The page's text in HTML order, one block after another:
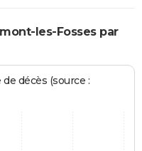
les-Fosses par
décès (source :